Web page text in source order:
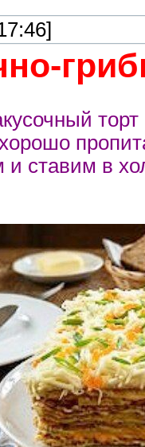
и ставим в